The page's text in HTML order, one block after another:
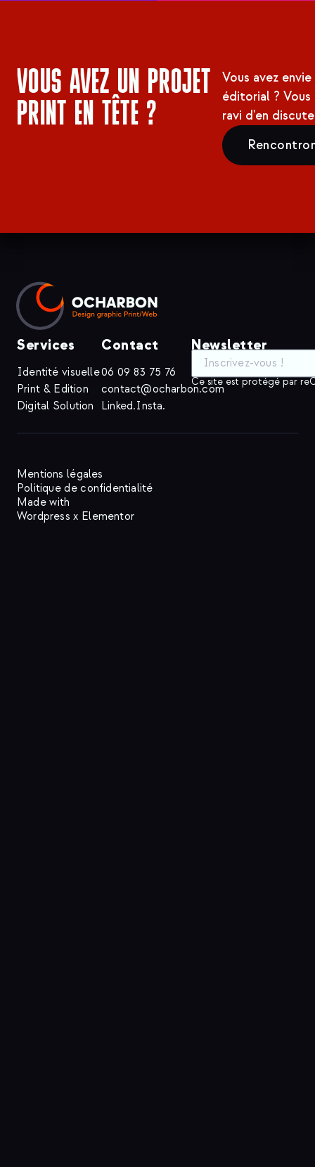
VOUS AVEZ UN PROJET
PRINT EN TÊTE ?
Vous avez
éditorial ?
ravi d'en
Services
Identité visuelle
Print & Edition
Digital Solution
Contact
06 09 83 75 76
contact@ocharbon.com
Linked.Insta.
Newsletter
Ce site est protégé par
Mentions légales
Politique de confidentialité
Made with
Wordpress x Elementor